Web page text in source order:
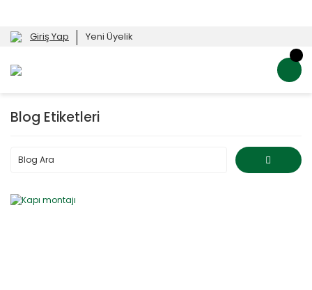
Giriş Yap Yeni Üyelik
Blog Etiketleri